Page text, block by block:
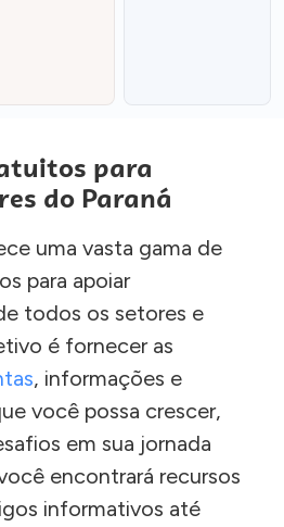
para
do Paraná
uma vasta gama de
para apoiar
todos os setores e
é fornecer as
, informações e
você possa crescer,
em sua jornada
encontrará recursos
informativos até